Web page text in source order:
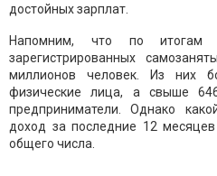
достойных зарплат.
Напомним, что по итогам
зарегистрированных
миллионов человек. Из них
физические лица, а свыше
предприниматели. Однако
доход за последние 12
общего числа.